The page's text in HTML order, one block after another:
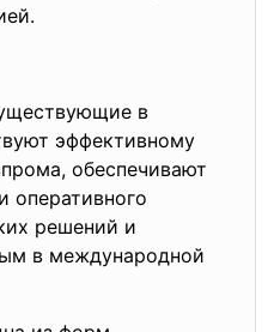
в
эффективному
обеспечивают
оперативного
решений и
в международной